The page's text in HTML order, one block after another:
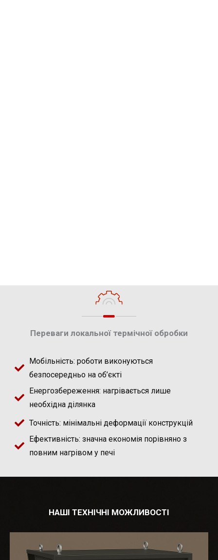
Переваги локальної термічної обробки
Мобільність: роботи виконуються
безпосередньо на об’єкті
Енергозбереження: нагрівається лише
необхідна ділянка
Точність: мінімальні деформації конструкцій
Ефективність: значна економія порівняно з
повним нагрівом у печі
НАШІ ТЕХНІЧНІ МОЖЛИВОСТІ